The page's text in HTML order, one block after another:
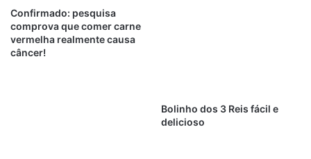
Confirmado: pesquisa
comprova que comer carne
vermelha realmente causa
câncer!
Bolinho dos 3 Reis fácil e
delicioso